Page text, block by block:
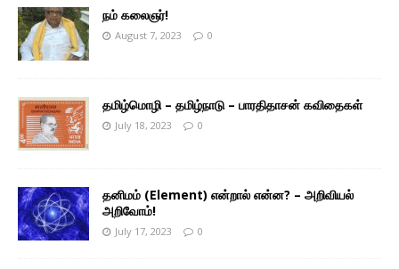
நம் கலைஞர்!
August 7, 2023 0
தமிழ்மொழி – தமிழ்நாடு – பாரதிதாசன் கவிதைகள்
July 18, 2023 0
தனிமம் (Element) என்றால் என்ன? – அறிவியல்
அறிவோம்!
July 17, 2023 0